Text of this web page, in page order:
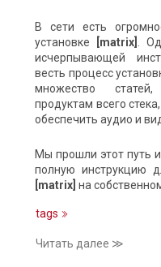
В сети есть
установке
[matrix] .
исчерпывающей
весть процесс
множество
продуктам всего
обеспечить аудио и
Мы прошли этот путь
полную инструкцию
[matrix] на
tags
Читать далее ≫